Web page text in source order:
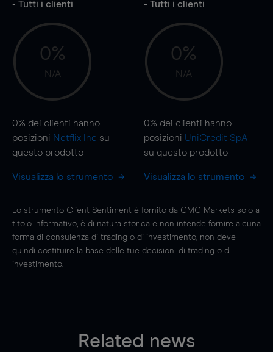
- Tutti i clienti
0%
N/A
0% dei clienti hanno
posizioni Netflix Inc su
questo prodotto
Visualizza lo strumento
- Tutti i clienti
0%
N/A
0% dei clienti hanno
posizioni UniCredit SpA
su questo prodotto
Visualizza lo strumento
Lo strumento Client Sentiment è fornito da CMC Markets solo a
titolo informativo, è di natura storica e non intende fornire alcuna
forma di consulenza di trading o di investimento; non deve
quindi costituire la base delle tue decisioni di trading o di
investimento.
Related news